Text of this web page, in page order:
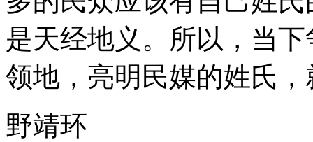
是天经地义。所以，当
领地，亮明民媒的姓氏
野靖环